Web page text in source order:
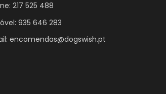
217 525 488
935 646 283
encomendas@dogswish.pt